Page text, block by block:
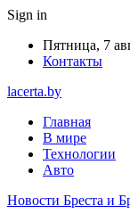
Sign in
Пятница, 7
Контакты
lacerta.by
Главная
В мире
Технологии
Авто
Новости Бреста и